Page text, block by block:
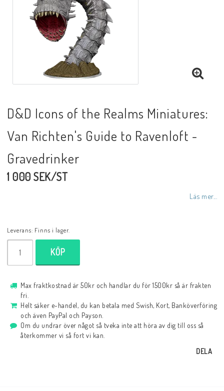
D&D Icons of the Realms Miniatures:
Van Richten's Guide to Ravenloft -
Gravedrinker
1 000 SEK/ST
Läs mer...
Leverans: Finns i lager.
KÖP
Max fraktkostnad är 50kr och handlar du för 1500kr så är frakten
fri.
Helt säker e-handel, du kan betala med Swish, Kort, Banköverföring
och även PayPal och Payson.
Om du undrar över något så tveka inte att höra av dig till oss så
återkommer vi så fort vi kan.
DELA